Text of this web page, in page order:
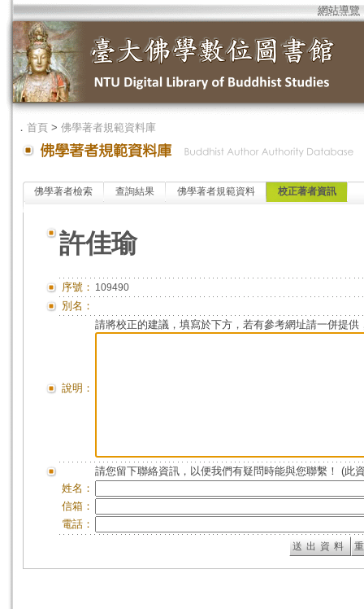
網站導覽
． 首頁 > 佛學著者規範資料庫
佛學著者檢索 查詢結果 佛學著者規範資料 校正著者資訊
許佳瑜
序號： 109490
別名：
說明：
請將校正的建議，填寫於下方，若有參考網址請一併提供
請您留下聯絡資訊，以便我們有疑問時能與您聯繫！ (此
姓名：
信箱：
電話：